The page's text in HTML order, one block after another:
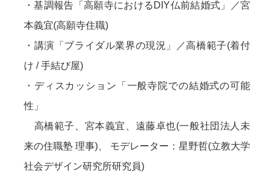
・基調報告「高願寺におけるDIY仏前結婚式」／宮
本義宜(高願寺住職)
・講演「ブライダル業界の現況」／高橋範子(着付
け / 手結び屋)
・ディスカッション「一般寺院での結婚式の可能
性」
高橋範子、宮本義宜、遠藤卓也(一般社団法人未
来の住職塾 理事)、 モデレーター：星野哲(立教大学
社会デザイン研究所研究員)